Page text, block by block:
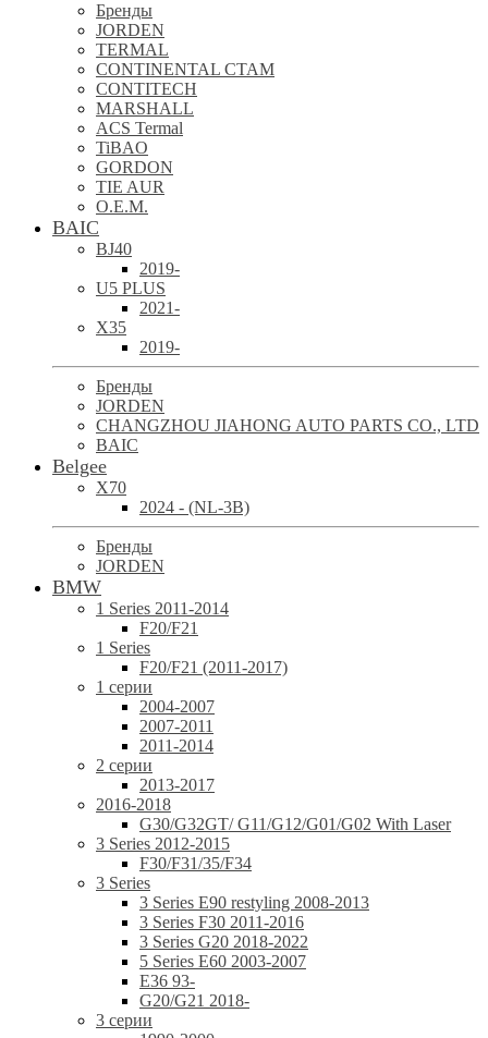
Бренды
JORDEN
TERMAL
CONTINENTAL CTAM
CONTITECH
MARSHALL
ACS Termal
TiBAO
GORDON
TIE AUR
O.E.M.
BAIC
BJ40
2019-
U5 PLUS
2021-
X35
2019-
Бренды
JORDEN
CHANGZHOU JIAHONG AUTO PARTS CO., LTD
BAIC
Belgee
X70
2024 - (NL-3B)
Бренды
JORDEN
BMW
1 Series 2011-2014
F20/F21
1 Series
F20/F21 (2011-2017)
1 серии
2004-2007
2007-2011
2011-2014
2 серии
2013-2017
2016-2018
G30/G32GT/ G11/G12/G01/G02 With Laser
3 Series 2012-2015
F30/F31/35/F34
3 Series
3 Series E90 restyling 2008-2013
3 Series F30 2011-2016
3 Series G20 2018-2022
5 Series E60 2003-2007
E36 93-
G20/G21 2018-
3 серии